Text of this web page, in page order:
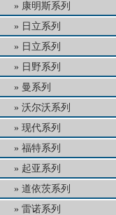
康明斯系列
日立系列
日立系列
日野系列
曼系列
沃尔沃系列
现代系列
福特系列
起亚系列
道依茨系列
雷诺系列